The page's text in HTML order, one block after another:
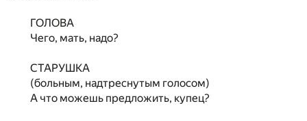
ГОЛОВА
Чего, мать, надо?
СТАРУШКА
(больным, надтреснутым голосом)
А что можешь предложить, купец?